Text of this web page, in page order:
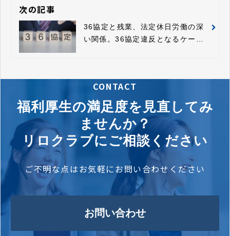
次の記事
36協定と残業、法定休日労働の深
い関係。36協定違反となるケース
CONTACT
福利厚生の満足度を見直してみ
ませんか？
リロクラブにご相談ください
ご不明な点はお気軽にお問い合わせください
お問い合わせ